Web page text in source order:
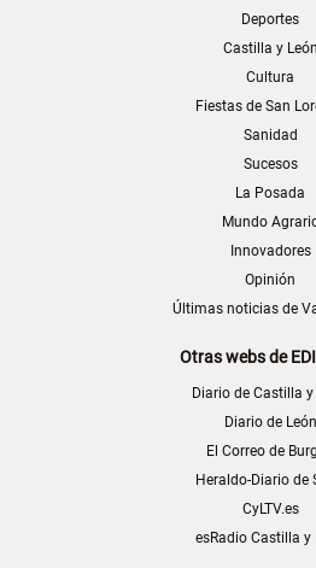
Deportes
Castilla y León
Cultura
Fiestas de San
Sanidad
Sucesos
La Posada
Mundo
Innovadores
Opinión
Últimas noticias de
Otras webs de
Diario de Castilla y
Diario de León
El Correo de
Heraldo-Diario de
CyLTV.es
esRadio Castilla y